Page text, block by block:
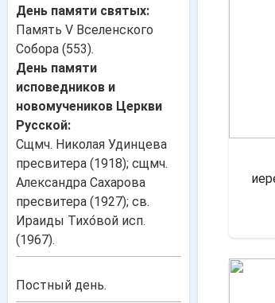
День памяти святых:
Память V Вселенского
Собора (553).
День памяти
исповедников и
новомучеников Церкви
Русской:
Сщмч. Николая Удинцева
пресвитера (1918); сщмч.
Александра Сахарова
пресвитера (1927); св.
Ираиды Тихо́вой исп.
(1967).
Постный день.